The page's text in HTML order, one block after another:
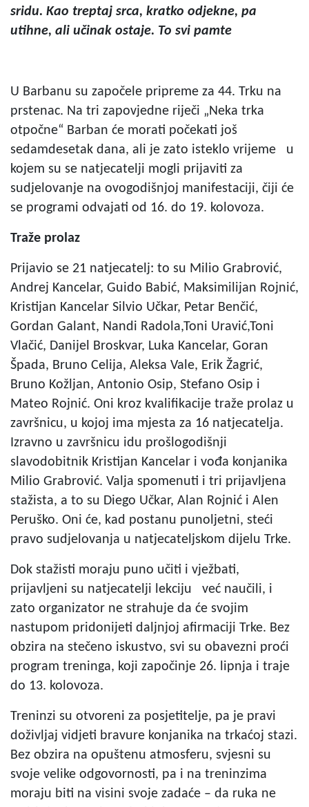
sridu. Kao treptaj srca, kratko odjekne, pa
utihne, ali učinak ostaje. To svi pamte
U Barbanu su započele pripreme za 44. Trku na
prstenac. Na tri zapovjedne riječi „Neka trka
otpočne“ Barban će morati počekati još
sedamdesetak dana, ali je zato isteklo vrijeme u
kojem su se natjecatelji mogli prijaviti za
sudjelovanje na ovogodišnjoj manifestaciji, čiji će
se programi odvajati od 16. do 19. kolovoza.
Traže prolaz
Prijavio se 21 natjecatelj: to su Milio Grabrović,
Andrej Kancelar, Guido Babić, Maksimilijan Rojnić,
Kristijan Kancelar Silvio Učkar, Petar Benčić,
Gordan Galant, Nandi Radola,Toni Uravić,Toni
Vlačić, Danijel Broskvar, Luka Kancelar, Goran
Špada, Bruno Celija, Aleksa Vale, Erik Žagrić,
Bruno Kožljan, Antonio Osip, Stefano Osip i
Mateo Rojnić. Oni kroz kvalifikacije traže prolaz u
završnicu, u kojoj ima mjesta za 16 natjecatelja.
Izravno u završnicu idu prošlogodišnji
slavodobitnik Kristijan Kancelar i vođa konjanika
Milio Grabrović. Valja spomenuti i tri prijavljena
stažista, a to su Diego Učkar, Alan Rojnić i Alen
Peruško. Oni će, kad postanu punoljetni, steći
pravo sudjelovanja u natjecateljskom dijelu Trke.
Dok stažisti moraju puno učiti i vježbati,
prijavljeni su natjecatelji lekciju već naučili, i
zato organizator ne strahuje da će svojim
nastupom pridonijeti daljnjoj afirmaciji Trke. Bez
obzira na stečeno iskustvo, svi su obavezni proći
program treninga, koji započinje 26. lipnja i traje
do 13. kolovoza.
Treninzi su otvoreni za posjetitelje, pa je pravi
doživljaj vidjeti bravure konjanika na trkaćoj stazi.
Bez obzira na opuštenu atmosferu, svjesni su
svoje velike odgovornosti, pa i na treninzima
moraju biti na visini svoje zadaće – da ruka ne